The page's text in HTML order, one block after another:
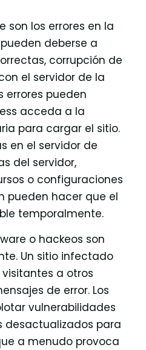
son los errores en la
deberse a
corrupción de
el servidor de la
errores pueden
acceda a la
para cargar el sitio.
en el servidor de
del servidor,
o configuraciones
pueden hacer que el
temporalmente.
o hackeos son
Un sitio infectado
a otros
de error. Los
vulnerabilidades
desactualizados para
a menudo provoca